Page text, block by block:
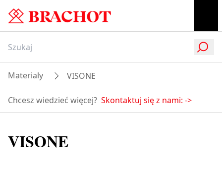
Materialy VISONE
Chcesz wiedzieć więcej? Skontaktuj się z nami: ->
VISONE